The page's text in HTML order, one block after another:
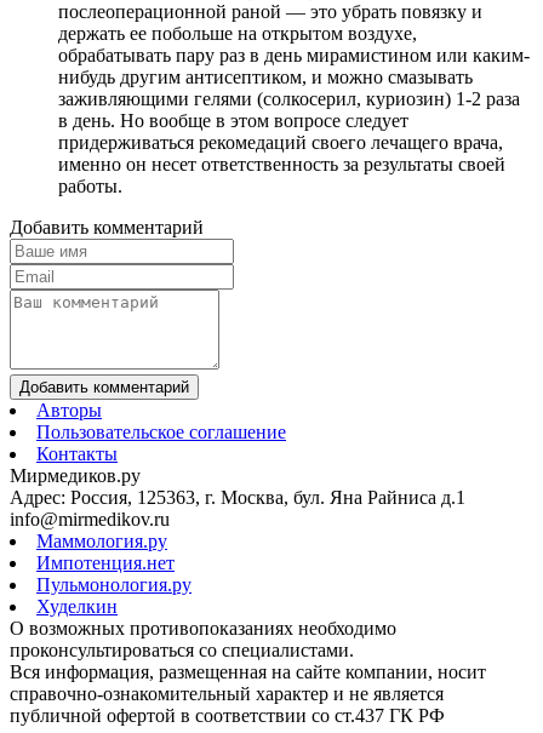
послеоперационной раной — это убрать повязку и
держать ее побольше на открытом воздухе,
обрабатывать пару раз в день мирамистином или каким-
нибудь другим антисептиком, и можно смазывать
заживляющими гелями (солкосерил, куриозин) 1-2 раза
в день. Но вообще в этом вопросе следует
придерживаться рекомедаций своего лечащего врача,
именно он несет ответственность за результаты своей
работы.
Добавить комментарий
Добавить комментарий
Авторы
Пользовательское соглашение
Контакты
Мирмедиков.ру
Адрес: Россия, 125363, г. Москва, бул. Яна Райниса д.1
info@mirmedikov.ru
Маммология.ру
Импотенция.нет
Пульмонология.ру
Худелкин
О возможных противопоказаниях необходимо
проконсультироваться со специалистами.
Вся информация, размещенная на сайте компании, носит
справочно-ознакомительный характер и не является
публичной офертой в соответствии со ст.437 ГК РФ